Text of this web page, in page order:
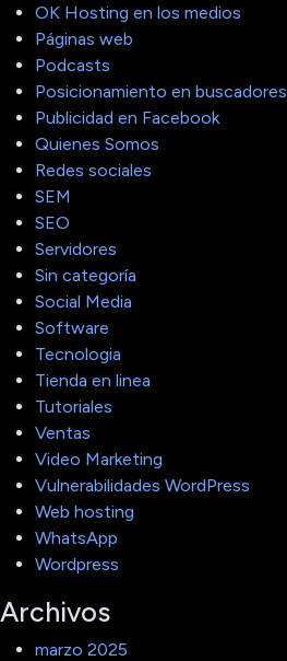
OK Hosting en los medios
Páginas web
Podcasts
Posicionamiento en buscadores
Publicidad en Facebook
Quienes Somos
Redes sociales
SEM
SEO
Servidores
Sin categoría
Social Media
Software
Tecnologia
Tienda en linea
Tutoriales
Ventas
Video Marketing
Vulnerabilidades WordPress
Web hosting
WhatsApp
Wordpress
Archivos
marzo 2025